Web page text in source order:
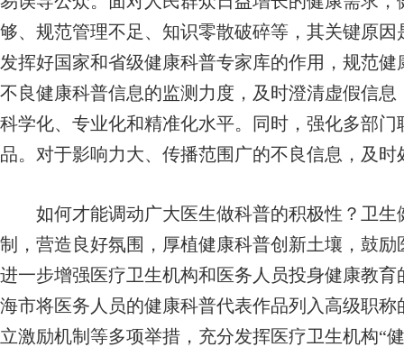
够、规范管理不足、知识零散破碎等，其关键原
发挥好国家和省级健康科普专家库的作用，规范
不良健康科普信息的监测力度，及时澄清虚假信
科学化、专业化和精准化水平。同时，强化多部
品。对于影响力大、传播范围广的不良信息，及
如何才能调动广大医生做科普的积极性？卫生
制，营造良好氛围，厚植健康科普创新土壤，鼓
进一步增强医疗卫生机构和医务人员投身健康教
海市将医务人员的健康科普代表作品列入高级职
立激励机制等多项举措，充分发挥医疗卫生机构“